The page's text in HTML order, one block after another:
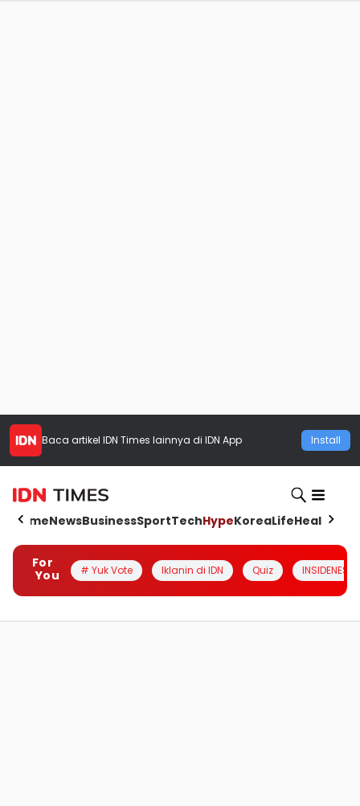
Baca artikel IDN Times lainnya di IDN App Install
HomeNewsBusinessSportTechHypeKoreaLifeHealth
For
You
# Yuk Vote Iklanin di IDN Quiz INSIDENESIA